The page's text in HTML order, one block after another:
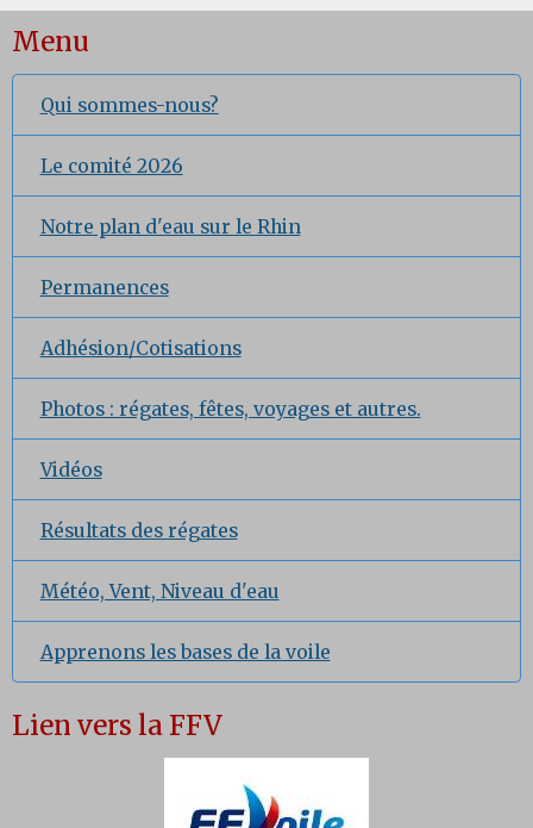
Menu
Qui sommes-nous?
Le comité 2026
Notre plan d'eau sur le Rhin
Permanences
Adhésion/Cotisations
Photos : régates, fêtes, voyages et autres.
Vidéos
Résultats des régates
Météo, Vent, Niveau d'eau
Apprenons les bases de la voile
Lien vers la FFV